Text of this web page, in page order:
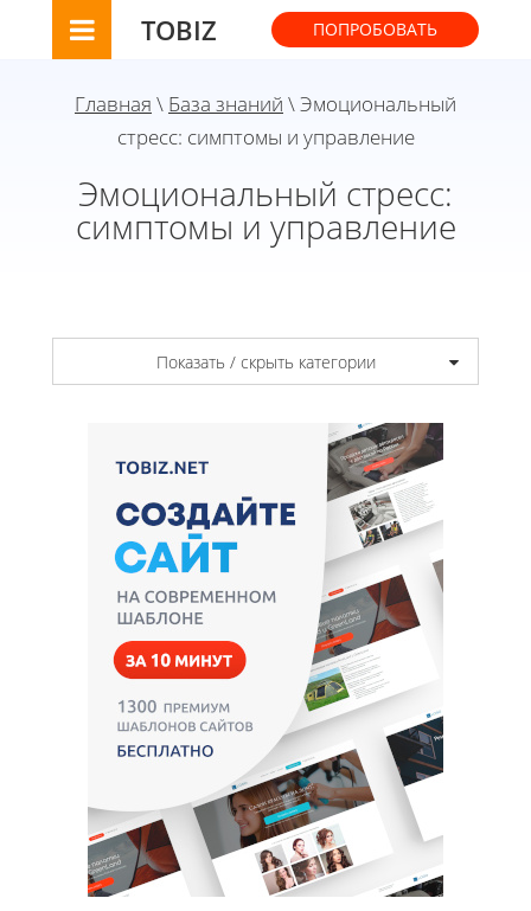
TOBIZ ПОПРОБОВАТЬ
Главная \ База знаний \ Эмоциональный
стресс: симптомы и управление
Эмоциональный стресс:
симптомы и управление
Показать / скрыть категории